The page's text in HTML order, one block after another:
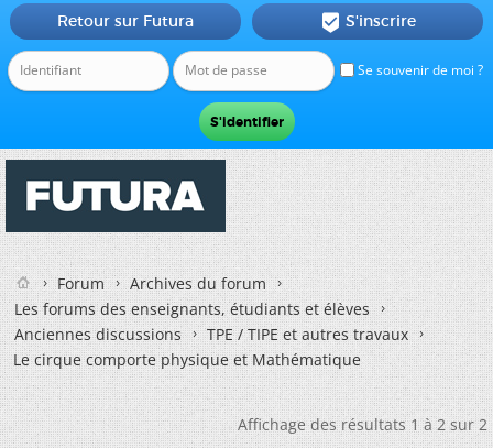
Se souvenir de moi ?
Retour sur Futura  S'inscrire
Forum
Archives du forum
Les forums des enseignants, étudiants et élèves
Anciennes discussions
TPE / TIPE et autres travaux
Le cirque comporte physique et Mathématique
Affichage des résultats 1 à 2 sur 2